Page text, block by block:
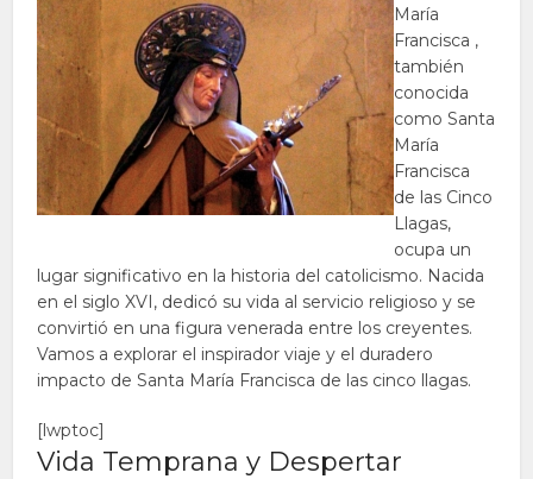
María
Francisca ,
también
conocida
como Santa
María
Francisca
de las Cinco
Llagas,
ocupa un
lugar significativo en la historia del catolicismo. Nacida
en el siglo XVI, dedicó su vida al servicio religioso y se
convirtió en una figura venerada entre los creyentes.
Vamos a explorar el inspirador viaje y el duradero
impacto de Santa María Francisca de las cinco llagas.
[lwptoc]
Vida Temprana y Despertar